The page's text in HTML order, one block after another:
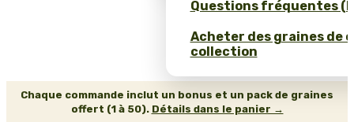
Questions fréquentes
Acheter des graines de
collection
Chaque commande inclut un bonus et un pack de graines
offert (1 à 50). Détails dans le panier →